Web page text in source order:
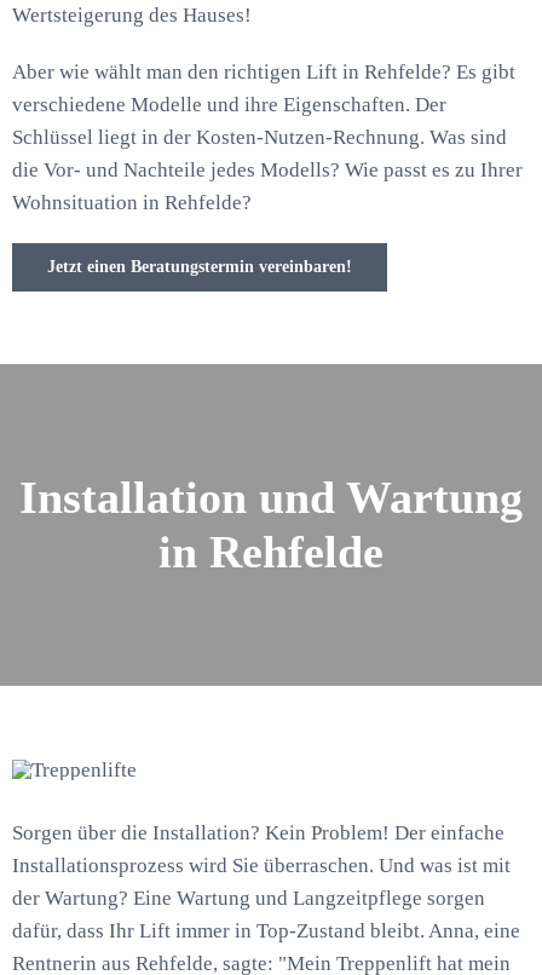
Wertsteigerung des Hauses!
Aber wie wählt man den richtigen Lift in Rehfelde? Es gibt
verschiedene Modelle und ihre Eigenschaften. Der
Schlüssel liegt in der Kosten-Nutzen-Rechnung. Was sind
die Vor- und Nachteile jedes Modells? Wie passt es zu Ihrer
Wohnsituation in Rehfelde?
Jetzt einen Beratungstermin vereinbaren!
Installation und Wartung
in Rehfelde
Sorgen über die Installation? Kein Problem! Der einfache
Installationsprozess wird Sie überraschen. Und was ist mit
der Wartung? Eine Wartung und Langzeitpflege sorgen
dafür, dass Ihr Lift immer in Top-Zustand bleibt. Anna, eine
Rentnerin aus Rehfelde, sagte: "Mein Treppenlift hat mein